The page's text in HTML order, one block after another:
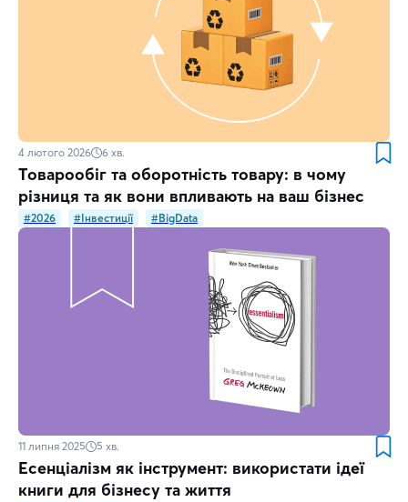
4 лютого 2026 6 хв.
Товарообіг та оборотність товару: в чому
різниця та як вони впливають на ваш бізнес
#2026 #Інвестиції #BigData
11 липня 2025 5 хв.
Есенціалізм як інструмент: використати ідеї
книги для бізнесу та життя